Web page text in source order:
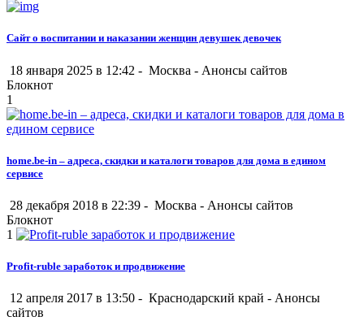
Сайт о воспитании и наказании женщин девушек девочек
18 января 2025 в 12:42 - Москва - Анонсы сайтов
Блокнот
1
home.be-in – адреса, скидки и каталоги товаров для дома в едином
сервисе
28 декабря 2018 в 22:39 - Москва - Анонсы сайтов
Блокнот
1
Profit-ruble заработок и продвижение
12 апреля 2017 в 13:50 - Краснодарский край - Анонсы
сайтов